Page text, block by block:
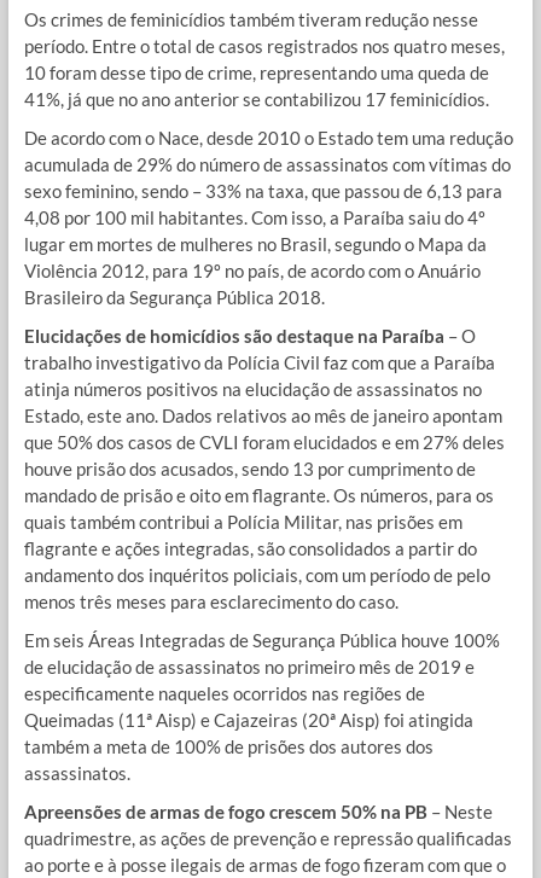
Os crimes de feminicídios também tiveram redução nesse
período. Entre o total de casos registrados nos quatro meses,
10 foram desse tipo de crime, representando uma queda de
41%, já que no ano anterior se contabilizou 17 feminicídios.
De acordo com o Nace, desde 2010 o Estado tem uma redução
acumulada de 29% do número de assassinatos com vítimas do
sexo feminino, sendo – 33% na taxa, que passou de 6,13 para
4,08 por 100 mil habitantes. Com isso, a Paraíba saiu do 4º
lugar em mortes de mulheres no Brasil, segundo o Mapa da
Violência 2012, para 19º no país, de acordo com o Anuário
Brasileiro da Segurança Pública 2018.
Elucidações de homicídios são destaque na Paraíba – O
trabalho investigativo da Polícia Civil faz com que a Paraíba
atinja números positivos na elucidação de assassinatos no
Estado, este ano. Dados relativos ao mês de janeiro apontam
que 50% dos casos de CVLI foram elucidados e em 27% deles
houve prisão dos acusados, sendo 13 por cumprimento de
mandado de prisão e oito em flagrante. Os números, para os
quais também contribui a Polícia Militar, nas prisões em
flagrante e ações integradas, são consolidados a partir do
andamento dos inquéritos policiais, com um período de pelo
menos três meses para esclarecimento do caso.
Em seis Áreas Integradas de Segurança Pública houve 100%
de elucidação de assassinatos no primeiro mês de 2019 e
especificamente naqueles ocorridos nas regiões de
Queimadas (11ª Aisp) e Cajazeiras (20ª Aisp) foi atingida
também a meta de 100% de prisões dos autores dos
assassinatos.
Apreensões de armas de fogo crescem 50% na PB – Neste
quadrimestre, as ações de prevenção e repressão qualificadas
ao porte e à posse ilegais de armas de fogo fizeram com que o